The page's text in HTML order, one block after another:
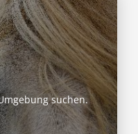
suchen.